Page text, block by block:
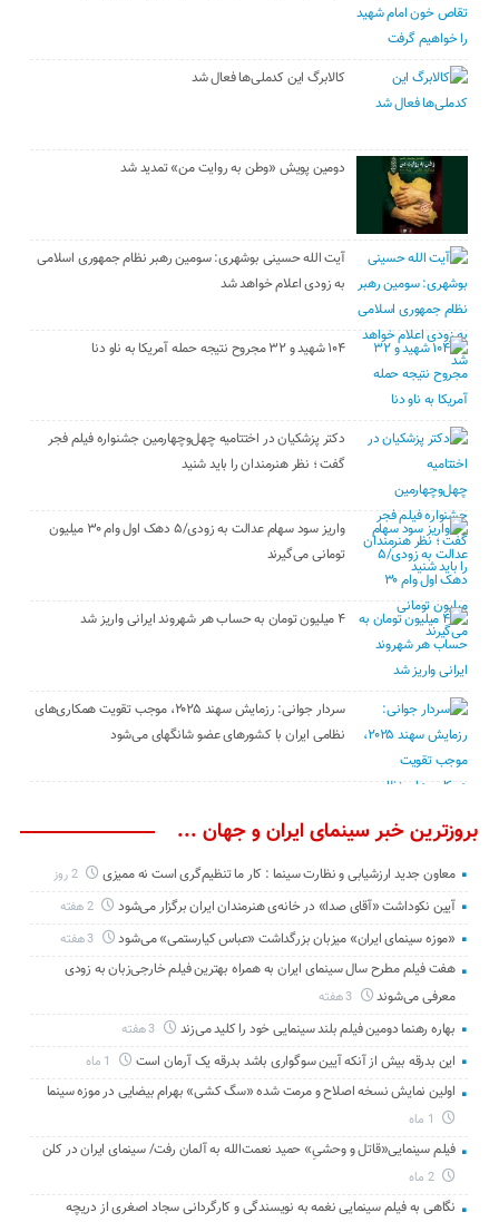
کالابرگ این کدملی‌ها فعال شد
دومین پویش «وطن به روایت من» تمدید شد
آیت الله حسینی بوشهری: سومین رهبر نظام جمهوری اسلامی
به زودی اعلام خواهد شد
۱۰۴ شهید و ۳۲ مجروح نتیجه حمله آمریکا به ناو دنا
دکتر پزشکیان در اختتامیه چهل‌وچهارمین جشنواره فیلم فجر
گفت ؛ نظر هنرمندان را باید شنید
واریز سود سهام عدالت به زودی/۵ دهک اول وام ۳۰ میلیون
تومانی می‌گیرند
۴ میلیون تومان به حساب هر شهروند ایرانی واریز شد
سردار جوانی: رزمایش سهند ۲۰۲۵، موجب تقویت همکاری‌های
نظامی ایران با کشور‌های عضو شانگهای می‌شود
بروزترین خبر سینمای ایران و جهان ...
معاون جدید ارزشیابی و نظارت سینما : کار ما تنظیم‌گری است نه ممیزی 2 روز
آیین نکوداشت «آقای صدا» در خانه‌ی هنرمندان ایران برگزار می‌شود 2 هفته
«موزه سینمای ایران» میزبان بزرگداشت «عباس کیارستمی» می‌شود 3 هفته
هفت فیلم مطرح سال سینمای ایران به همراه بهترین فیلم خارجی‌زبان به زودی
معرفی می‌شوند
3 هفته
بهاره رهنما دومین فیلم بلند سینمایی خود را کلید می‌زند
این بدرقه بیش از آنکه آیین سوگواری باشد بدرقه یک آرمان است
اولین نمایش نسخه اصلاح و مرمت شده «سگ کشی» بهرام بیضایی در موزه سینما
فیلم سینمایی«قاتل و وحشیِ» حمید نعمت‌الله به آلمان رفت/ سینمای ایران در کلن
2 ماه
نگاهی به فیلم سینمایی نغمه به نویسندگی و کارگردانی سجاد اصغری از دریچه